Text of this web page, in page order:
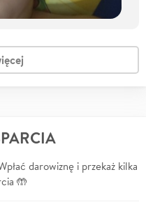
darowiznę i przekaż kilka
🤲